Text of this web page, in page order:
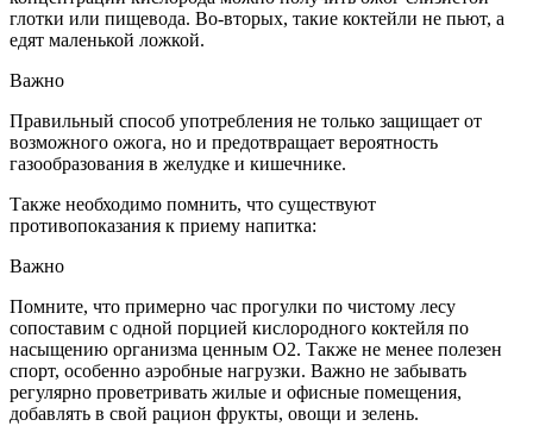
глотки или пищевода. Во-вторых, такие коктейли не пьют, а
едят маленькой ложкой.
Важно
Правильный способ употребления не только защищает от
возможного ожога, но и предотвращает вероятность
газообразования в желудке и кишечнике.
Также необходимо помнить, что существуют
противопоказания к приему напитка:
Важно
Помните, что примерно час прогулки по чистому лесу
сопоставим с одной порцией кислородного коктейля по
насыщению организма ценным О2. Также не менее полезен
спорт, особенно аэробные нагрузки. Важно не забывать
регулярно проветривать жилые и офисные помещения,
добавлять в свой рацион фрукты, овощи и зелень.